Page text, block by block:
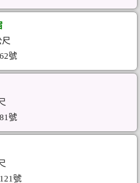
號
號
號